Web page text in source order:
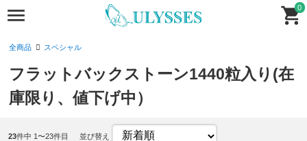
0
全商品 スペシャル
フラットバックストーン1440粒入り(在
庫限り、値下げ中）
23件中 1〜23件目 並び替え